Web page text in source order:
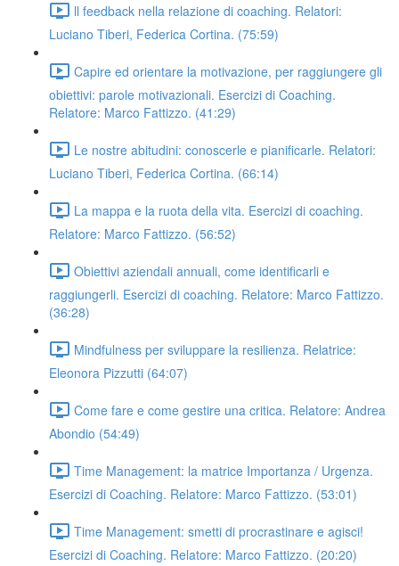
ll feedback nella relazione di coaching. Relatori:
Luciano Tiberi, Federica Cortina. (75:59)
Capire ed orientare la motivazione, per raggiungere gli
obiettivi: parole motivazionali. Esercizi di Coaching.
Relatore: Marco Fattizzo. (41:29)
Le nostre abitudini: conoscerle e pianificarle. Relatori:
Luciano Tiberi, Federica Cortina. (66:14)
La mappa e la ruota della vita. Esercizi di coaching.
Relatore: Marco Fattizzo. (56:52)
Obiettivi aziendali annuali, come identificarli e
raggiungerli. Esercizi di coaching. Relatore: Marco Fattizzo.
(36:28)
Mindfulness per sviluppare la resilienza. Relatrice:
Eleonora Pizzutti (64:07)
Come fare e come gestire una critica. Relatore: Andrea
Abondio (54:49)
Time Management: la matrice Importanza / Urgenza.
Esercizi di Coaching. Relatore: Marco Fattizzo. (53:01)
Time Management: smetti di procrastinare e agisci!
Esercizi di Coaching. Relatore: Marco Fattizzo. (20:20)